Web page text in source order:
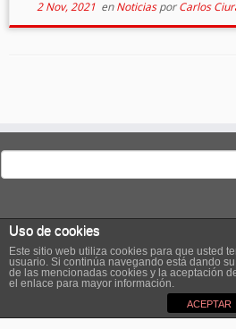
2 Nov, 2021enNoticiasporCarlos
Buscar:
·© 2026 El Club de los Pilotos
Diseñado con elTema
Uso de cookies
Este sitio web utiliza cookies para que usted
usuario. Si continúa navegando está dando
de las mencionadas cookies y la aceptación
el enlace para mayor información.
ACEPTAR